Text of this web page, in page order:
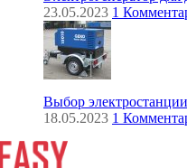
23.05.2023 1
Выбор электростанции
18.05.2023 1